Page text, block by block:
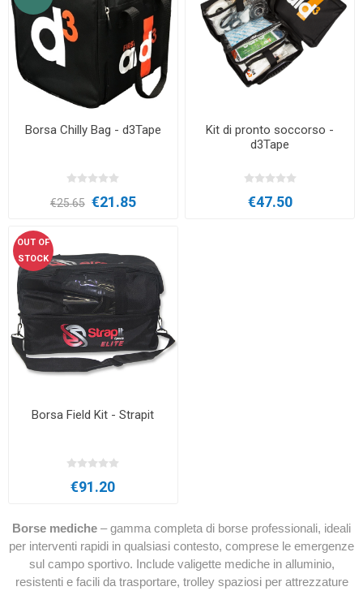
Borse mediche – gamma completa di borse professionali, ideali
per interventi rapidi in qualsiasi contesto, comprese le emergenze
sul campo sportivo. Include valigette mediche in alluminio,
resistenti e facili da trasportare, trolley spaziosi per attrezzature
Borsa Chilly Bag - d3Tape
€25.65 €21.85
Kit di pronto soccorso -
d3Tape
€47.50
OUT OF
STOCK
Borsa Field Kit - Strapit
€91.20